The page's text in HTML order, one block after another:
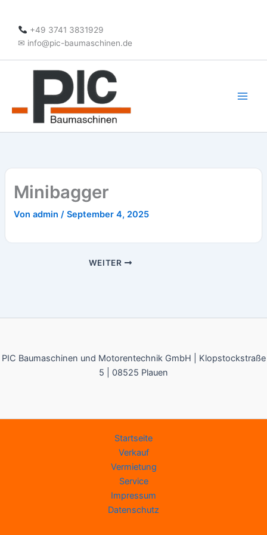
springen+49 3741 3831929
✉ info@pic-baumaschinen.de
Minibagger
Vonadmin /September 4, 2025
WEITER
PIC Baumaschinen und Motorentechnik GmbH | Klopstockstraße
5 | 08525 Plauen
Startseite
Verkauf
Vermietung
Service
Impressum
Datenschutz